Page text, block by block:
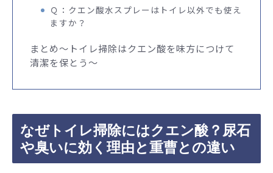
Ｑ：クエン酸水スプレーはトイレ以外でも使え
ますか？
まとめ〜トイレ掃除はクエン酸を味方につけて
清潔を保とう〜
なぜトイレ掃除にはクエン酸？尿石
や臭いに効く理由と重曹との違い